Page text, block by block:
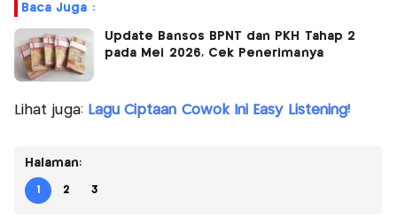
Baca Juga :
Update Bansos BPNT dan PKH Tahap 2
pada Mei 2026, Cek Penerimanya
Lihat juga: Lagu Ciptaan Cowok Ini Easy Listening!
Halaman:
1 2 3